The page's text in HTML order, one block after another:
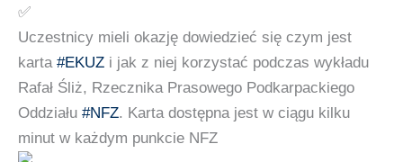
Uczestnicy mieli okazję dowiedzieć się czym jest
karta #EKUZ i jak z niej korzystać podczas wykładu
Rafał Śliż, Rzecznika Prasowego Podkarpackiego
Oddziału #NFZ. Karta dostępna jest w ciągu kilku
minut w każdym punkcie NFZ